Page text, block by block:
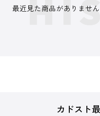
最近見た商品がありません
カドスト